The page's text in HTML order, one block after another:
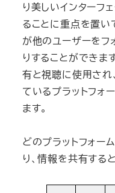
り美しいインターフ
ることに重点を置
が他のユーザーをフ
りすることができ
有と視聴に使用さ
ているプラットフォ
ます。
どのプラットフォー
り、情報を共有する